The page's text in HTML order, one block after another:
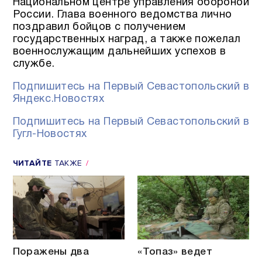
Национальном центре управления обороной
России. Глава военного ведомства лично
поздравил бойцов с получением
государственных наград, а также пожелал
военнослужащим дальнейших успехов в
службе.
Подпишитесь на Первый Севастопольский в
Яндекс.Новостях
Подпишитесь на Первый Севастопольский в
Гугл-Новостях
ЧИТАЙТЕ ТАКЖЕ
Поражены два
«Топаз» ведет